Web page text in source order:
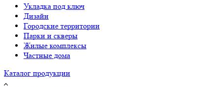
Укладка под ключ
Дизайн
Городские территории
Парки и скверы
Жилые комплексы
Частные дома
Каталог продукции